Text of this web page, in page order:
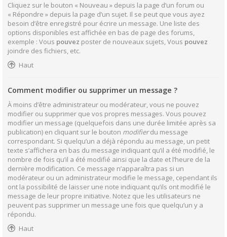
Cliquez sur le bouton « Nouveau » depuis la page d’un forum ou
« Répondre » depuis la page d’un sujet. Il se peut que vous ayez
besoin d’être enregistré pour écrire un message. Une liste des
options disponibles est affichée en bas de page des forums,
exemple : Vous pouvez poster de nouveaux sujets, Vous pouvez
joindre des fichiers, etc.
Haut
Comment modifier ou supprimer un message ?
À moins d’être administrateur ou modérateur, vous ne pouvez
modifier ou supprimer que vos propres messages. Vous pouvez
modifier un message (quelquefois dans une durée limitée après sa
publication) en cliquant sur le bouton modifierdu message
correspondant. Si quelqu’un a déjà répondu au message, un petit
texte s’affichera en bas du message indiquant qu’il a été modifié, le
nombre de fois qu’il a été modifié ainsi que la date et l’heure de la
dernière modification. Ce message n’apparaîtra pas si un
modérateur ou un administrateur modifie le message, cependant ils
ont la possibilité de laisser une note indiquant qu’ils ont modifié le
message de leur propre initiative. Notez que les utilisateurs ne
peuvent pas supprimer un message une fois que quelqu’un y a
répondu.
Haut